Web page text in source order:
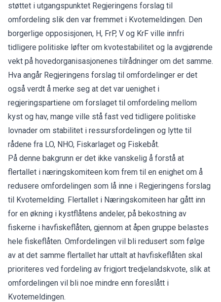
støttet i utgangspunktet Regjeringens forslag til
omfordeling slik den var fremmet i Kvotemeldingen. Den
borgerlige opposisjonen, H, FrP, V og KrF ville innfri
tidligere politiske løfter om kvotestabilitet og la avgjørende
vekt på hovedorganisasjonenes tilrådninger om det samme.
Hva angår Regjeringens forslag til omfordelinger er det
også verdt å merke seg at det var uenighet i
regjeringspartiene om forslaget til omfordeling mellom
kyst og hav, mange ville stå fast ved tidligere politiske
lovnader om stabilitet i ressursfordelingen og lytte til
rådene fra LO, NHO, Fiskarlaget og Fiskebåt.
På denne bakgrunn er det ikke vanskelig å forstå at
flertallet i næringskomiteen kom frem til en enighet om å
redusere omfordelingen som lå inne i Regjeringens forslag
til Kvotemelding. Flertallet i Næringskomiteen har gått inn
for en økning i kystflåtens andeler, på bekostning av
fiskerne i havfiskeflåten, gjennom at åpen gruppe belastes
hele fiskeflåten. Omfordelingen vil bli redusert som følge
av at det samme flertallet har uttalt at havfiskeflåten skal
prioriteres ved fordeling av frigjort tredjelandskvote, slik at
omfordelingen vil bli noe mindre enn foreslått i
Kvotemeldingen.